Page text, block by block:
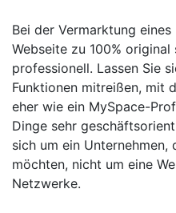
Bei der Vermarktung
Webseite zu 100% original
professionell. Lassen Sie
Funktionen mitreißen, mit
eher wie ein MySpace-
Dinge sehr
sich um ein Unternehmen,
möchten, nicht um eine
Netzwerke.